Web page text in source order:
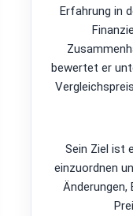
Erfahrung in
bewertet er
Sein Ziel ist
einzuordnen
Änderungen,